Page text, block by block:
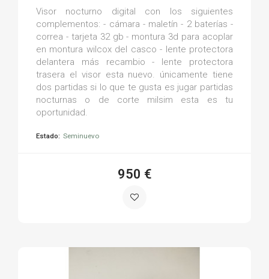
Visor nocturno digital con los siguientes
complementos: - cámara - maletín - 2 baterías -
correa - tarjeta 32 gb - montura 3d para acoplar
en montura wilcox del casco - lente protectora
delantera más recambio - lente protectora
trasera el visor esta nuevo. únicamente tiene
dos partidas si lo que te gusta es jugar partidas
nocturnas o de corte milsim esta es tu
oportunidad.
Estado: Seminuevo
950 €